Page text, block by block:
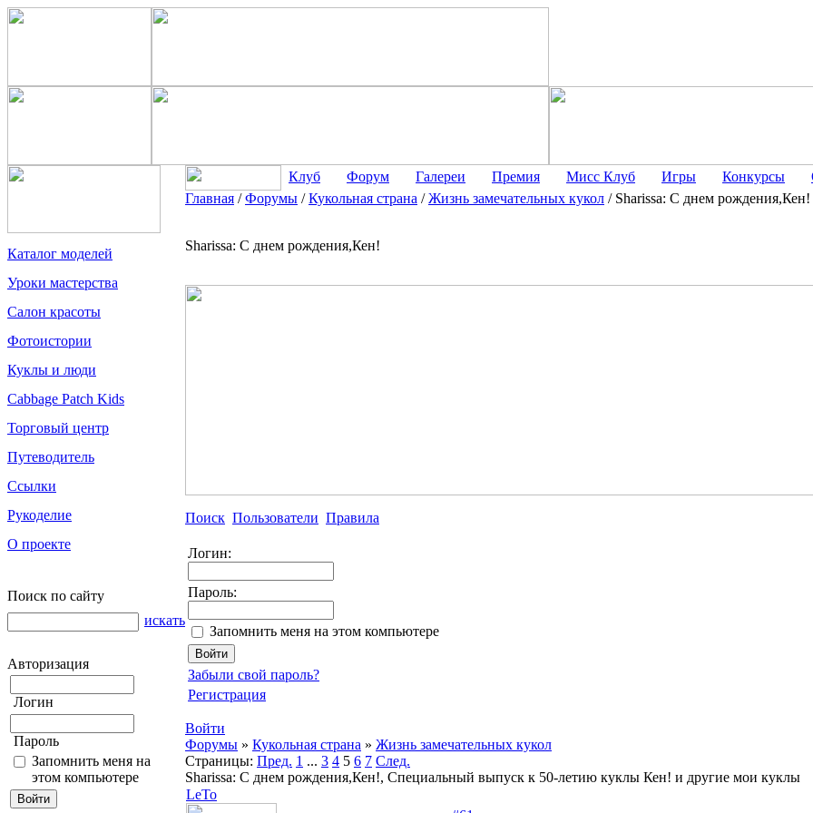
Каталог моделей
Уроки мастерства
Салон красоты
Фотоистории
Куклы и люди
Cabbage Patch Kids
Торговый центр
Путеводитель
Ссылки
Рукоделие
О проекте
Поиск по сайту
искать
Авторизация
Логин
Пароль
Запомнить меня на
этом компьютере
Клуб Форум Галереи Премия Мисс Клуб Игры Конкурсы
Главная /Форумы /Кукольная страна /Жизнь замечательных кукол / Sharissa: С днем рождения,Кен!
Sharissa: С днем рождения,Кен!
Поиск Пользователи Правила
Логин:
Пароль:
Запомнить меня на этом компьютере
Забыли свой пароль?
Регистрация
Войти
Форумы » Кукольная страна » Жизнь замечательных кукол
Страницы: Пред. 1 ... 3 4 5 6 7 След.
Sharissa: С днем рождения,Кен!, Специальный выпуск к 50-летию куклы Кен! и другие мои куклы
LeTo